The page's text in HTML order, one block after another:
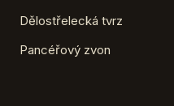
Dělostřelecká tvrz
Pancéřový zvon